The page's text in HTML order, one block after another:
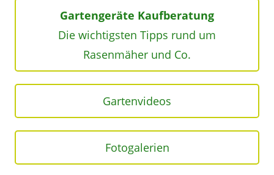
Gartengeräte Kaufberatung
Die wichtigsten Tipps rund um
Rasenmäher und Co.
Gartenvideos
Fotogalerien